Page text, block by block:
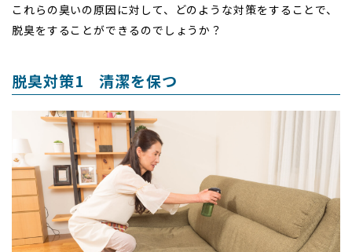
これらの臭いの原因に対して、どのような対策をすることで、
脱臭をすることができるのでしょうか？
脱臭対策1 清潔を保つ